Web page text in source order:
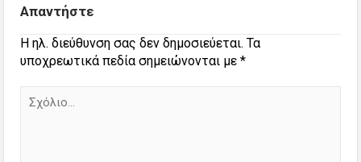
Απαντήστε
Η ηλ. διεύθυνση σας δεν δημοσιεύεται. Τα
υποχρεωτικά πεδία σημειώνονται με*